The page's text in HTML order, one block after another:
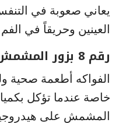
يعاني صعوبة في
العينين وحريقاً في
رقم 8 بزور المشمش
الفواكه أطعمة صحية
خاصة عندما تؤكل
المشمش على